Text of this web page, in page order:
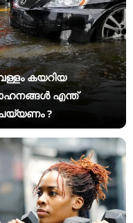
കയറിയ
എന്ത്
?